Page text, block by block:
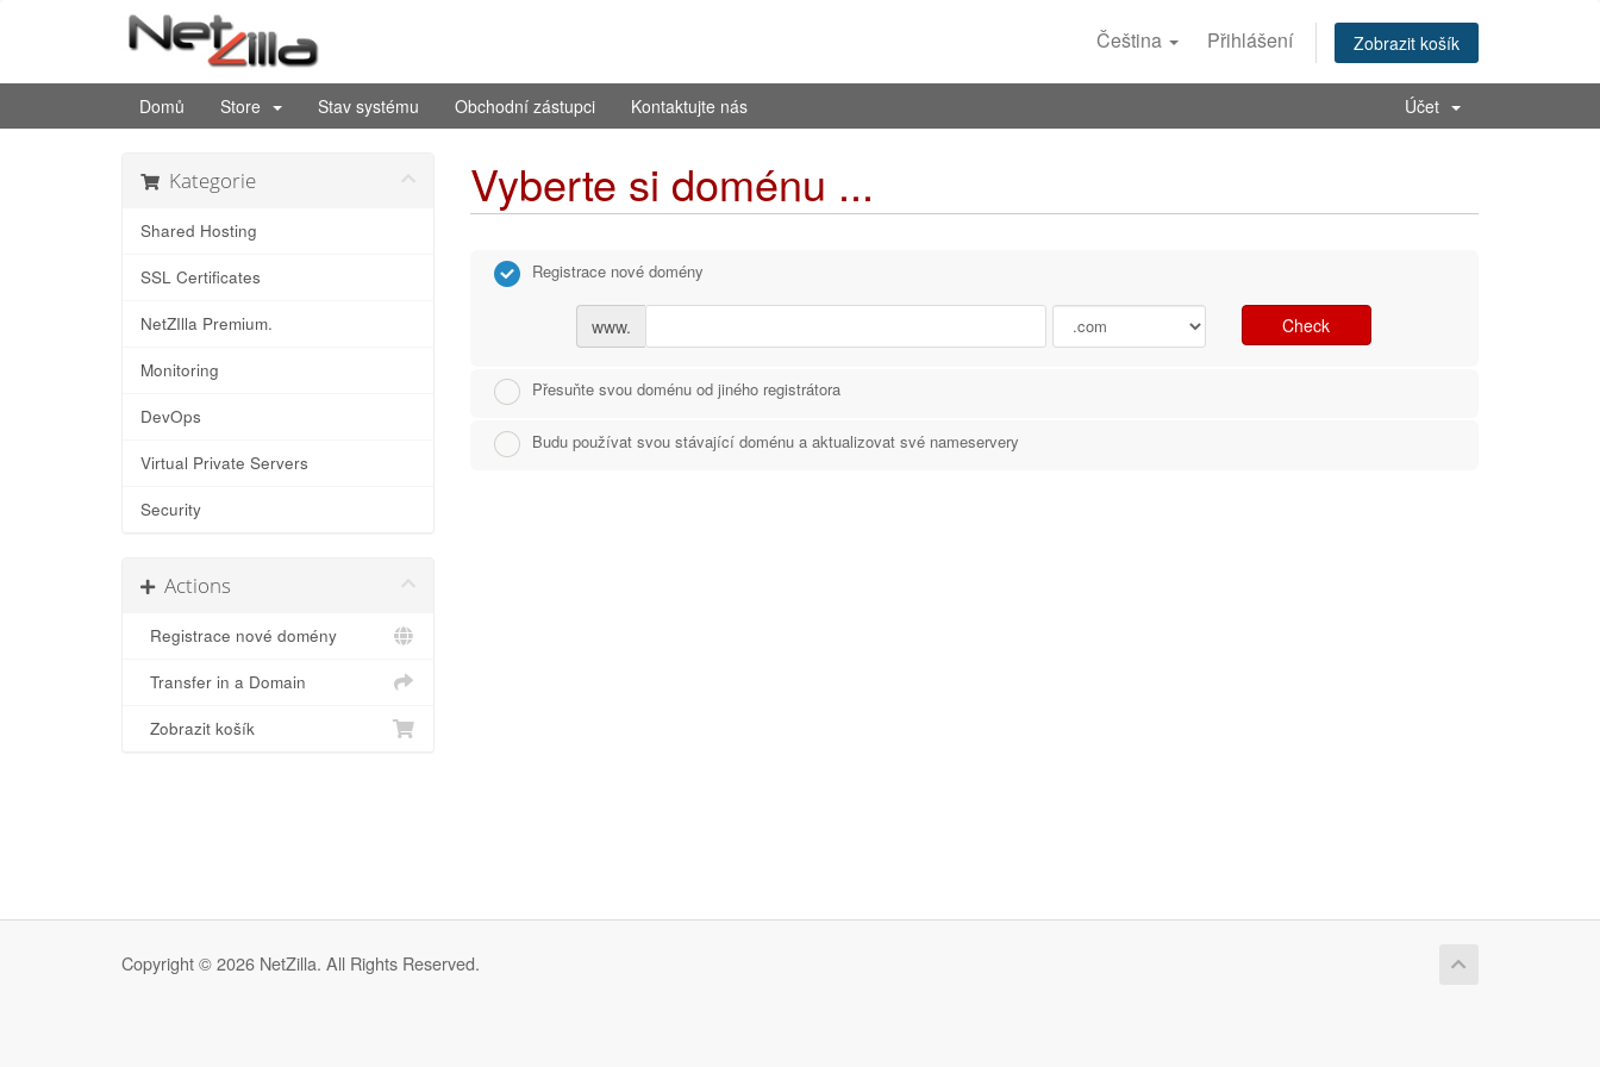
Čeština Přihlášení Zobrazit košík
Domů Store Stav systému Obchodní zástupci Kontaktujte nás Účet
Vyberte si doménu ...
Kategorie
Shared Hosting
SSL Certificates
NetZIlla Premium.
Monitoring
DevOps
Virtual Private Servers
Security
Actions
Registrace nové domény
Transfer in a Domain
Zobrazit košík
Registrace nové domény
www. Check
Přesuňte svou doménu od jiného registrátora
Budu používat svou stávající doménu a aktualizovat své nameservery
Copyright © 2026 NetZilla. All Rights Reserved.